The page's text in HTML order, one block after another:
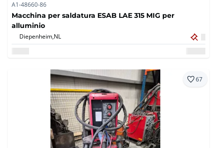
A1-48660-86
Macchina per saldatura ESAB LAE 315 MIG per
alluminio
Diepenheim,NL
67